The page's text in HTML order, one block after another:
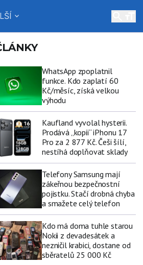
expand_more
WhatsApp zpoplatnil
funkce. Kdo zaplatí 60
Kč/měsíc, získá velkou
výhodu
Kaufland vyvolal hysterii.
Prodává „kopii“ iPhonu 17
Pro za 2 877 Kč. Češi šílí,
nestíhá doplňovat sklady
Telefony Samsung mají
zákeřnou bezpečnostní
pojistku. Stačí drobná chyba
a smažete celý telefon
Kdo má doma tuhle starou
Nokii z devadesátek a
nezničil krabici, dostane od
sběratelů 25 000 Kč